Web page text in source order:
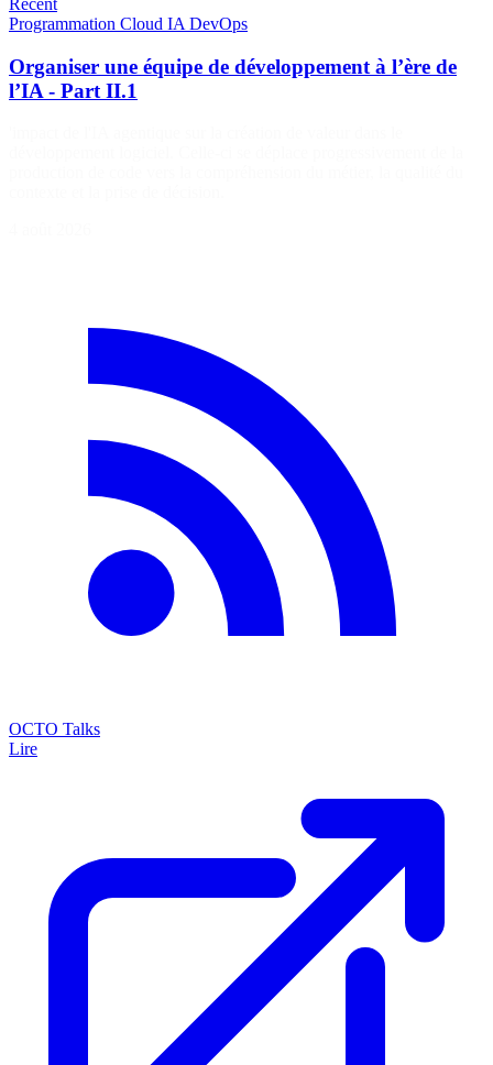
Récent
Programmation Cloud IA DevOps
Organiser une équipe de développement à l’ère de
l’IA - Part II.1
OCTO Talks
Lire